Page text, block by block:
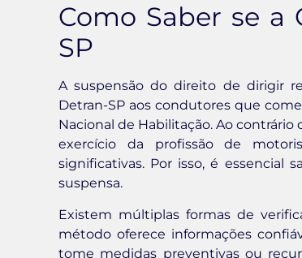
Como Saber se a
SP
A suspensão do direito de dirigir
Detran-SP aos condutores que
Nacional de Habilitação. Ao
exercício da profissão de
significativas. Por isso, é essencial
suspensa.
Existem múltiplas formas de
método oferece informações
tome medidas preventivas ou